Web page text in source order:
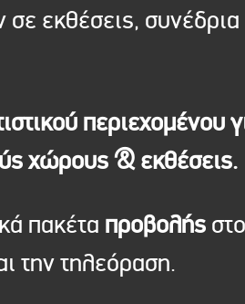
σε εκθέσεις, συνέδρια
περιεχομένου
χώρους & εκθέσεις.
πακέτα προβολής στο
την τηλεόραση.